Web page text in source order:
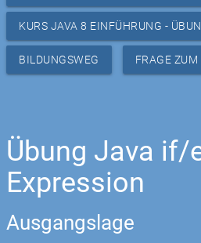
KURS JAVA 8 EINFÜHRUNG -
BILDUNGSWEG FRAGE ZUM
Übung Java if/
Expression
Ausgangslage